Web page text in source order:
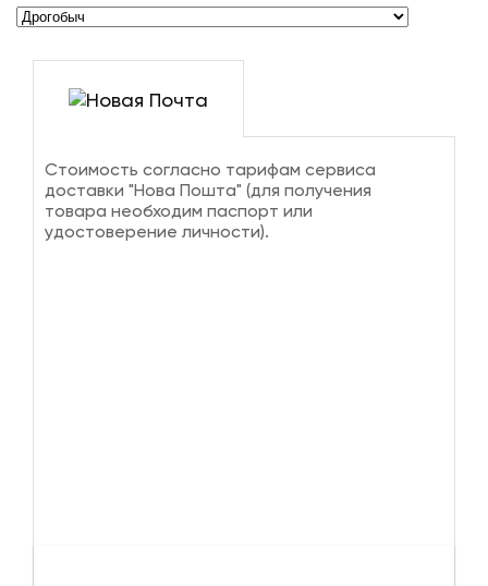
Стоимость согласно тарифам сервиса
доставки "Нова Пошта" (для получения
товара необходим паспорт или
удостоверение личности).